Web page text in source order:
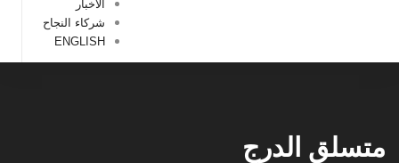
الاخبار
شركاء النجاح
ENGLISH
متسلق الدرج